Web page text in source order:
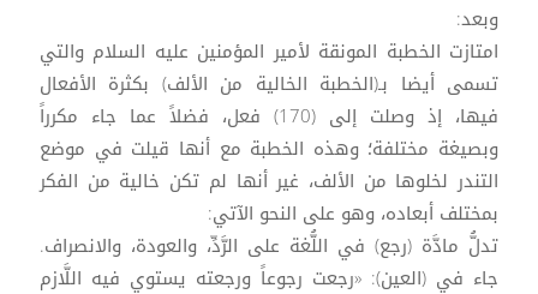
وبعد:
امتازت الخطبة المونقة لأمير المؤمنين عليه السلام والتي
تسمى أيضا بـ(الخطبة الخالية من الألف) بكثرة الأفعال
فيها، إذ وصلت إلى (170) فعل، فضلاً عما جاء مكرراً
وبصيغة مختلفة؛ وهذه الخطبة مع أنها قيلت في موضع
التندر لخلوها من الألف، غير أنها لم تكن خالية من الفكر
بمختلف أبعاده، وهو على النحو الآتي:
تدلُّ مادَّة (رجع) في اللُّغة على الرَّدِّ، والعودة، والانصراف.
جاء في (العين): «رجعت رجوعاً ورجعته يستوي فيه اللَّازم